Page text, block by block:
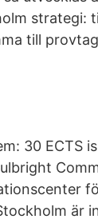
strategi:
till
30 ECTS
är